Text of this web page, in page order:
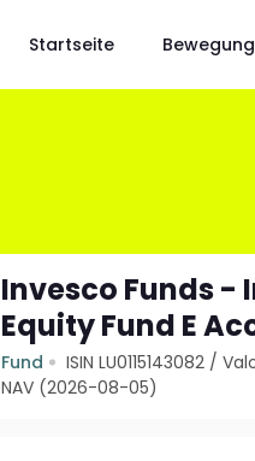
Startseite Bewegung
Invesco Funds -
Equity Fund E
Fund ISIN LU0115143082 /
NAV (2026-08-05)